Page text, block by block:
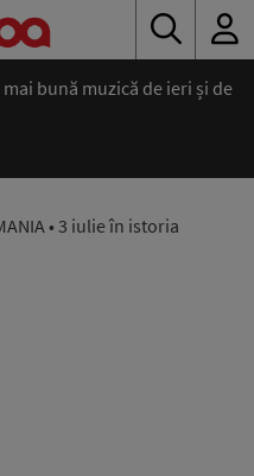
mai bună muzică de ieri și de
• 3 iulie în istoria